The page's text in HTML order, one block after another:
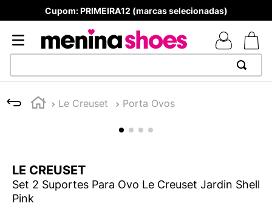
Produtos Originais
Le Creuset Porta Ovos
LE CREUSET
Set 2 Suportes Para Ovo Le Creuset Jardin Shell
Pink
1
TÊNIS NEWS BALANCE 530
4º
MELISSAS MINI BABY
5 º
ADIDAS